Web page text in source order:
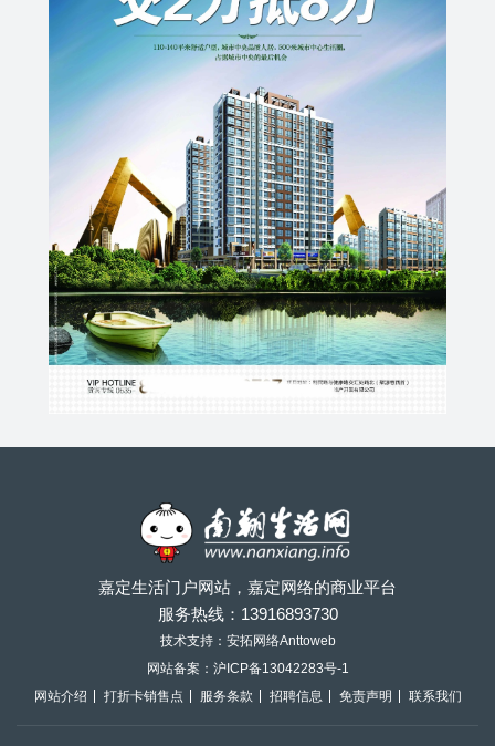
嘉定生活门户网站，嘉定网络的商业平台
服务热线： 13916893730
技术支持：安拓网络Anttoweb
网站备案： 沪ICP备13042283号-1
网站介绍
打折卡销售点 服务条款 招聘信息 免责声明 联系我们